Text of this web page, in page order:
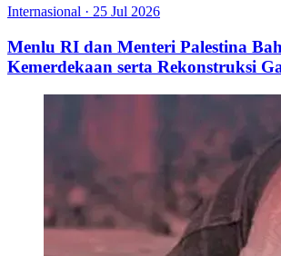
Internasional · 25 Jul 2026
Menlu RI dan Menteri Palestina
Kemerdekaan serta Rekonstruksi